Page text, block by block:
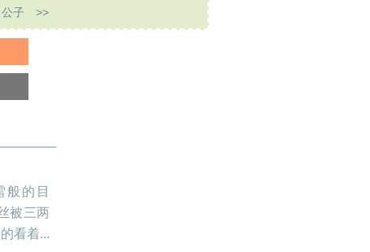
公子 >>
的目
被三两
看着...